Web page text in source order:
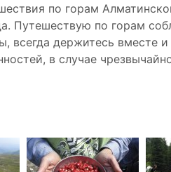
по горам
Путешествую по горам
всегда держитесь вместе и
в случае